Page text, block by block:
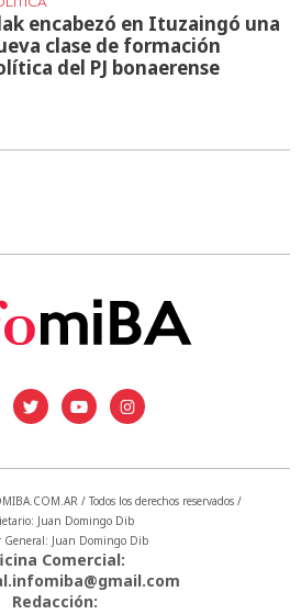
encabezó en Ituzaingó una
clase de formación
del PJ bonaerense
/ Todos los derechos reservados /
Juan Domingo Dib
General: Juan Domingo Dib
Comercial:
Redacción: